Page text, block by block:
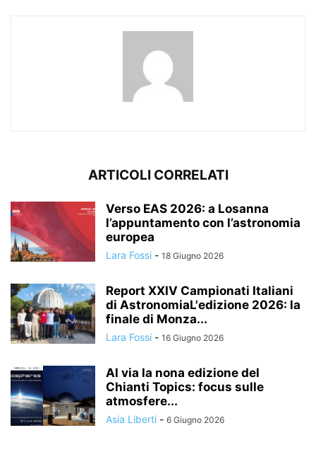
ARTICOLI CORRELATI
Verso EAS 2026: a Losanna
l’appuntamento con l’astronomia
europea
Lara Fossi - 18 Giugno 2026
Report XXIV Campionati Italiani
di AstronomiaL'edizione 2026: la
finale di Monza...
Lara Fossi - 16 Giugno 2026
Al via la nona edizione del
Chianti Topics: focus sulle
atmosfere...
Asia Liberti - 6 Giugno 2026